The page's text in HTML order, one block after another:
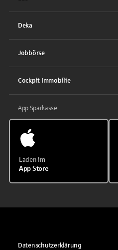
Deka
Jobbörse
Cockpit Immobilie
App Sparkasse
Laden im
App Store
Datenschutzerklärung